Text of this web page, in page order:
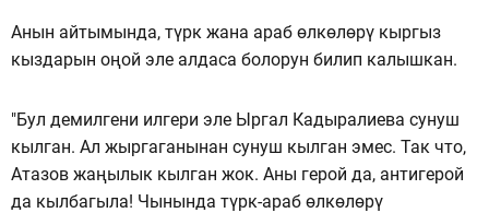
Анын айтымында, түрк жана араб өлкөлөрү кыргыз
кыздарын оңой эле алдаса болорун билип калышкан.
"Бул демилгени илгери эле Ыргал Кадыралиева сунуш
кылган. Ал жыргаганынан сунуш кылган эмес. Так что,
Атазов жаңылык кылган жок. Аны герой да, антигерой
да кылбагыла! Чынында түрк-араб өлкөлөрү